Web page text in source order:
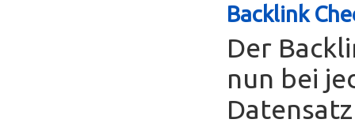
Backlink
Der
nun bei